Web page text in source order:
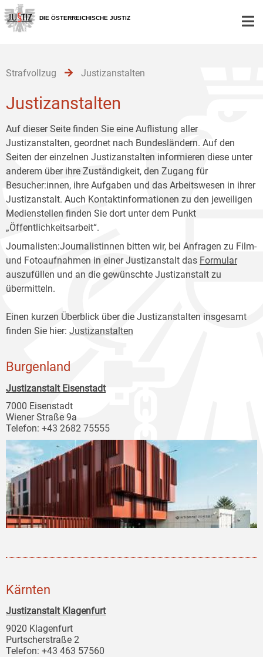
Zur
Hauptnavigation
[1]
Zum
Inhalt
[2]
Zum
Untermenü
[3]
DIE ÖSTERREICHISCHE JUSTIZ
Strafvollzug Justizanstalten
Justizanstalten
Auf dieser Seite finden Sie eine Auflistung aller
Justizanstalten, geordnet nach Bundesländern. Auf den
Seiten der einzelnen Justizanstalten informieren diese unter
anderem über ihre Zuständigkeit, den Zugang für
Besucher:innen, ihre Aufgaben und das Arbeitswesen in ihrer
Justizanstalt. Auch Kontaktinformationen zu den jeweiligen
Medienstellen finden Sie dort unter dem Punkt
„Öffentlichkeitsarbeit“.
Journalisten:Journalistinnen bitten wir, bei Anfragen zu Film-
und Fotoaufnahmen in einer Justizanstalt das Formular
auszufüllen und an die gewünschte Justizanstalt zu
übermitteln.
Einen kurzen Überblick über die Justizanstalten insgesamt
finden Sie hier: Justizanstalten
Burgenland
Justizanstalt Eisenstadt
7000 Eisenstadt
Wiener Straße 9a
Telefon: +43 2682 75555
Kärnten
Justizanstalt Klagenfurt
9020 Klagenfurt
Purtscherstraße 2
Telefon: +43 463 57560